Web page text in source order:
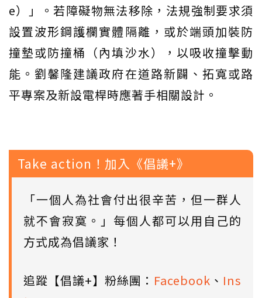
e）」。若障礙物無法移除，法規強制要求須
設置波形鋼護欄實體隔離，或於端頭加裝防
撞墊或防撞桶（內填沙水），以吸收撞擊動
能。劉馨隆建議政府在道路新闢、拓寬或路
平專案及新設電桿時應著手相關設計。
Take action！加入《倡議+》
「一個人為社會付出很辛苦，但一群人
就不會寂寞。」每個人都可以用自己的
方式成為倡議家！
追蹤【倡議+】粉絲團： Facebook 、 Ins